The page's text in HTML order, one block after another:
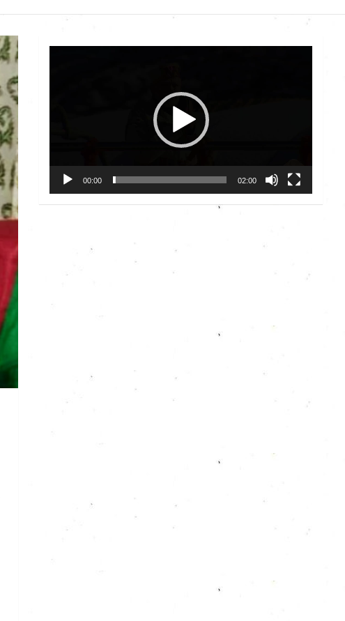
00:00 02:00